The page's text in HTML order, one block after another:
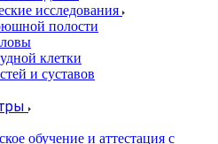
исследования
полости
клетки
и суставов
обучение и аттестация с